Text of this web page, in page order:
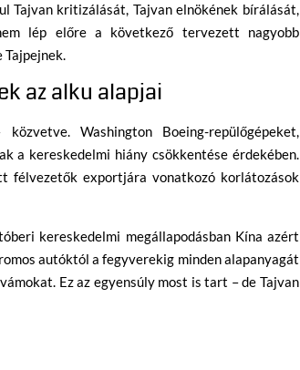
Tajvan kritizálását, Tajvan elnökének bírálását,
lép előre a következő tervezett nagyobb
Tajpejnek.
az alku alapjai
Washington Boeing-repülőgépeket,
a kereskedelmi hiány csökkentése érdekében.
félvezetők exportjára vonatkozó korlátozások
kereskedelmi megállapodásban Kína azért
autóktól a fegyverekig minden alapanyagát
Ez az egyensúly most is tart – de Tajvan